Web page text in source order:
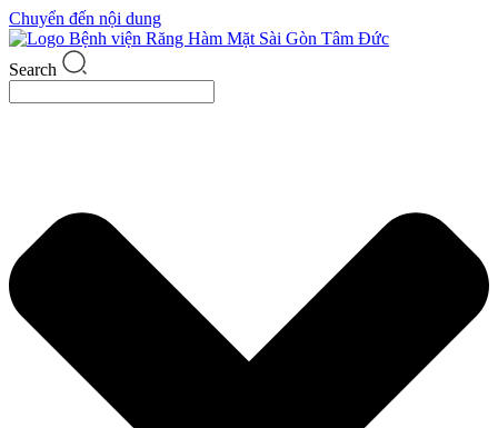
Chuyển đến nội dung
Search